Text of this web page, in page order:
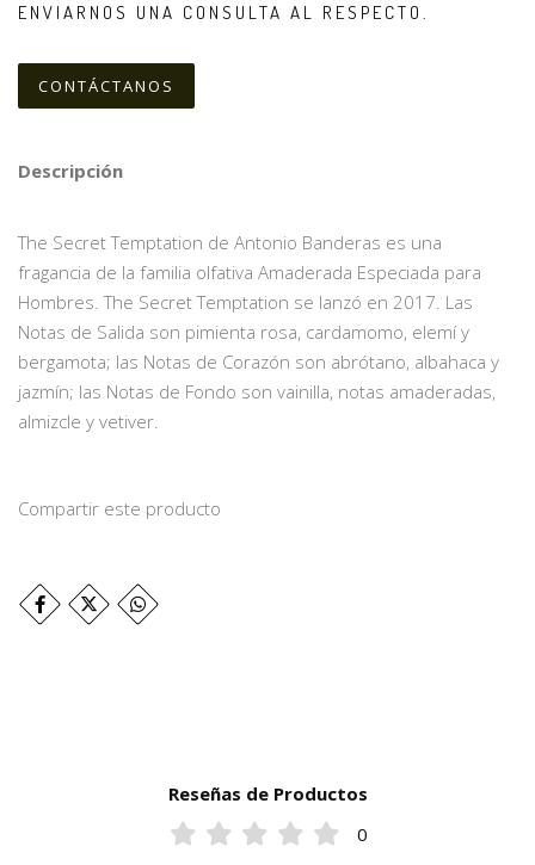
ENVIARNOS UNA CONSULTA AL RESPECTO.
CONTÁCTANOS
Descripción
The Secret Temptation de Antonio Banderas es una
fragancia de la familia olfativa Amaderada Especiada para
Hombres. The Secret Temptation se lanzó en 2017. Las
Notas de Salida son pimienta rosa, cardamomo, elemí y
bergamota; las Notas de Corazón son abrótano, albahaca y
jazmín; las Notas de Fondo son vainilla, notas amaderadas,
almizcle y vetiver.
Compartir este producto
Reseñas de Productos
0